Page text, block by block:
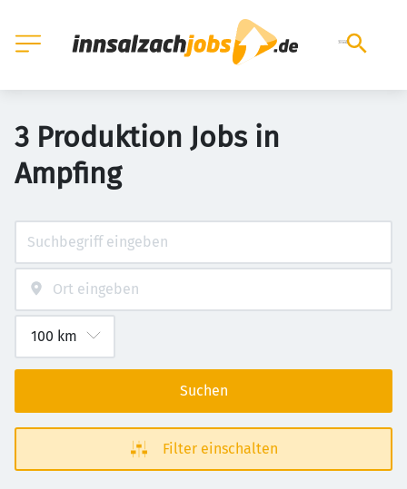
3 Produktion Jobs in
Ampfing
Suchen
Filter einschalten